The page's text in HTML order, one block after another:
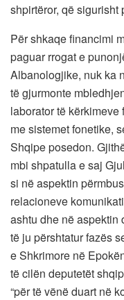
shpirtëror, që sigurisht
Për shkaqe financimi
paguar rrogat e
Albanologjike, nuk ka
të gjurmonte
laborator të
me sistemet fonetike,
Shqipe posedon.
mbi shpatulla e saj
si në aspektin
relacioneve
ashtu dhe në aspektin
të ju përshtatur fazës
e Shkrimore në
të cilën deputetët
“për të vënë duart në